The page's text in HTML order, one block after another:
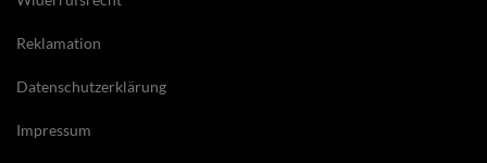
Reklamation
Datenschutzerklärung
Impressum